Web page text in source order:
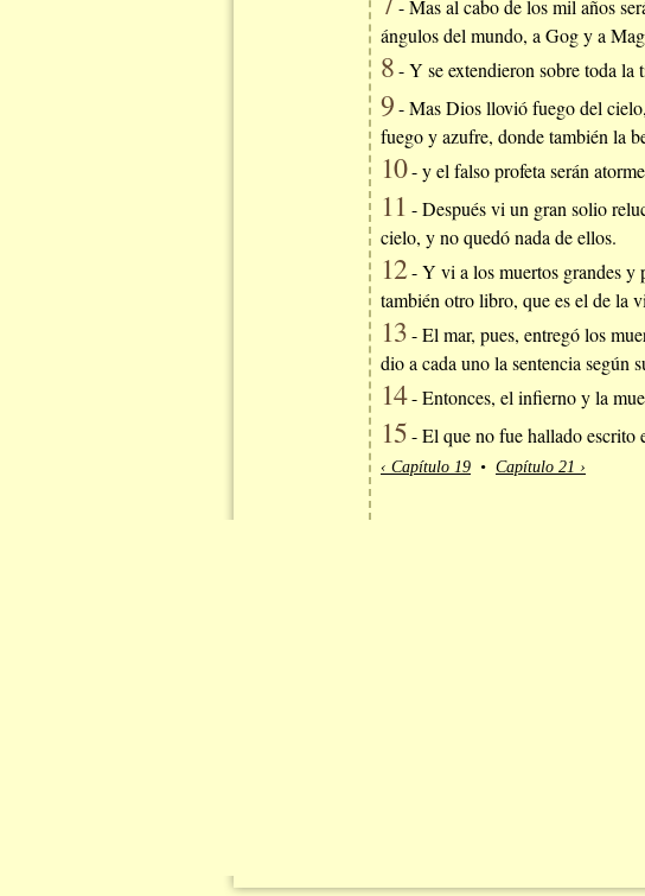
- Mas al cabo de los mil años
ángulos del mundo, a Gog y a
8- Y se extendieron sobre toda la
9- Mas Dios llovió fuego del
fuego y azufre, donde también la
10- y el falso profeta serán
11 - Después vi un gran solio
cielo, y no quedó nada de ellos.
12- Y vi a los muertos grandes y
también otro libro, que es el de la
13- El mar, pues, entregó los
dio a cada uno la sentencia según
14- Entonces, el infierno y la
15- El que no fue hallado escrito
‹ Capítulo 19 • Capítulo 21 ›